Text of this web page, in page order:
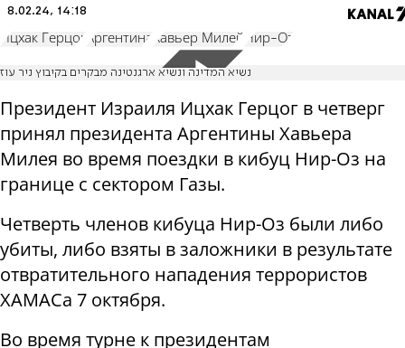
8.02.24, 14:18
Ицхак Герцог Аргентина Хавьер Милей Нир-Оз
נשיא המדינה ונשיא ארגנטינה מבקרים בקיבוץ ניר עוז
Президент Израиля Ицхак Герцог в четверг
принял президента Аргентины Хавьера
Милея во время поездки в кибуц Нир-Оз на
границе с сектором Газы.
Четверть членов кибуца Нир-Оз были либо
убиты, либо взяты в заложники в результате
отвратительного нападения террористов
ХАМАСа 7 октября.
Во время турне к президентам